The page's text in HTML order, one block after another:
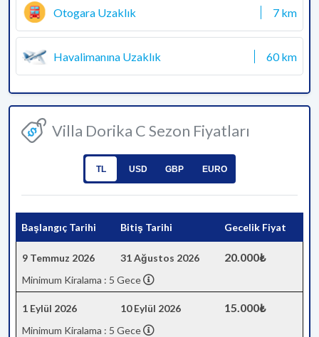
Otogara Uzaklık 7 km
Havalimanına Uzaklık 60 km
Villa Dorika C Sezon Fiyatları
TL USD GBP EURO
Başlangıç Tarihi Bitiş Tarihi Gecelik Fiyat
9 Temmuz 2026 31 Ağustos 2026 20.000₺
Minimum Kiralama : 5 Gece
1 Eylül 2026 10 Eylül 2026 15.000₺
Minimum Kiralama : 5 Gece